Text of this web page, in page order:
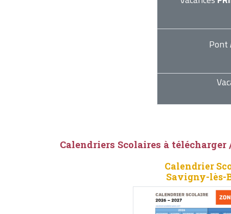
Pont
Calendriers Scolaires à télécharger
Calendrier
Savigny-lès-